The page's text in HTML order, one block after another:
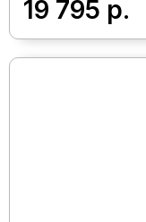
19 795 р.